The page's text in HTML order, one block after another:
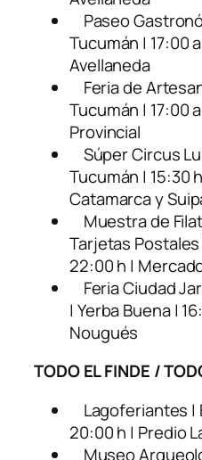
Paseo
Tucumán | 17:00
Avellaneda
Feria de
Tucumán | 17:00
Provincial
Súper Circus
Tucumán | 15:30
Catamarca y
Muestra de
Tarjetas Postales
22:00 h |
Feria Ciudad
| Yerba Buena |
Nougués
TODO EL FINDE /
Lagoferiantes |
20:00 h | Predio
Museo